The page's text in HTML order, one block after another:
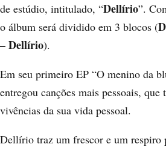
de estúdio, intitulado, “Dellírio”.
o álbum será dividido em 3 blocos (
– Dellírio).
Em seu primeiro EP “O menino da
entregou canções mais pessoais, que
vivências da sua vida pessoal.
Dellírio traz um frescor e um respiro